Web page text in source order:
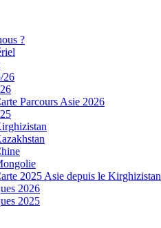
?
26
Parcours Asie 2026
2025 Asie depuis le Kirghizistan
2026
2025